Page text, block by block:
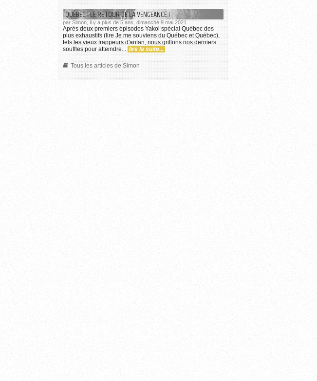
QUÉBEC ! LE RETOUR DE LA VENGEANCE !
par Simon, il y a plus de 5 ans, dimanche 9 mai 2021
Après deux premiers épisodes Yakoi spécial Québec des
plus exhaustifs (lire Je me souviens du Québec et Québec),
tels les vieux trappeurs d'antan, nous grillons nos derniers
souffles pour atteindre... lire la suite...
Tous les articles de Simon